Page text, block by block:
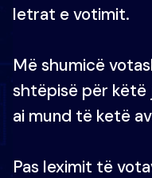
letrat e votimit.
Më shumicë
shtëpisë për këtë
ai mund të ketë
Pas leximit të